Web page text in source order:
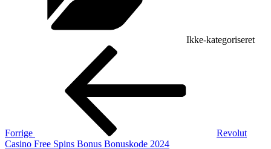
Ikke-kategoriseret
Indlægsnavigation
Forrige
Revolut
Casino Free Spins Bonus Bonuskode 2024